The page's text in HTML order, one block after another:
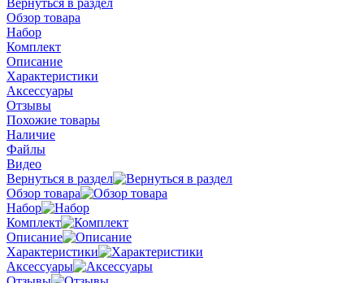
Вернуться в раздел
Обзор товара
Набор
Комплект
Описание
Характеристики
Аксессуары
Отзывы
Похожие товары
Наличие
Файлы
Видео
Вернуться в раздел
Обзор товара
Набор
Комплект
Описание
Характеристики
Аксессуары